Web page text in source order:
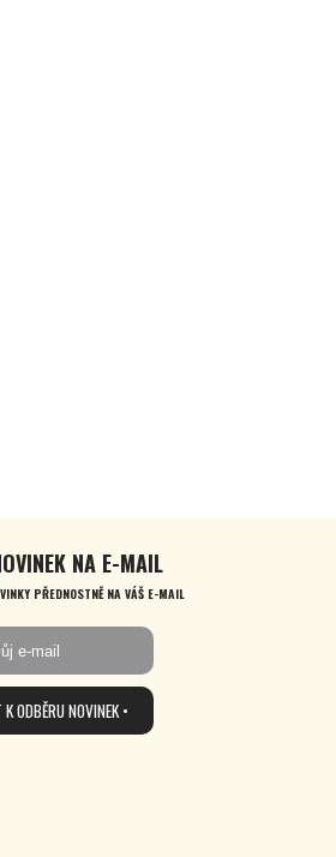
NA E-MAIL
PŘEDNOSTNĚ NA VÁŠ E-MAIL
ODBĚRU NOVINEK •